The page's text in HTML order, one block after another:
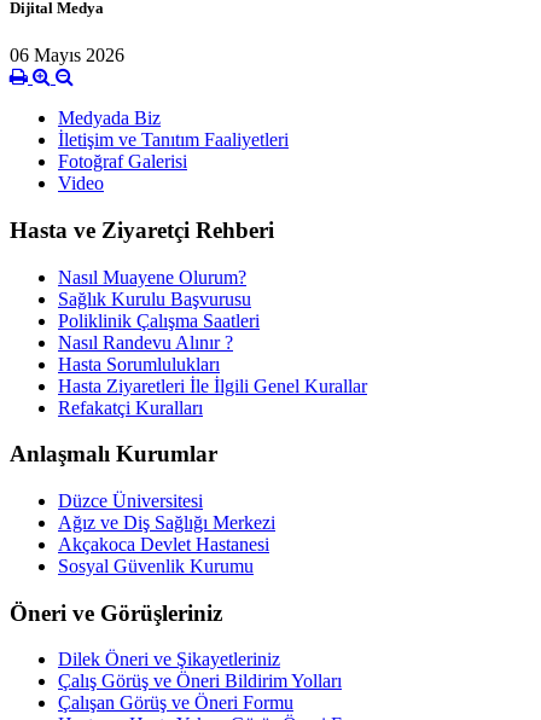
Dijital Medya
06 Mayıs 2026
Medyada Biz
İletişim ve Tanıtım Faaliyetleri
Fotoğraf Galerisi
Video
Hasta ve Ziyaretçi Rehberi
Nasıl Muayene Olurum?
Sağlık Kurulu Başvurusu
Poliklinik Çalışma Saatleri
Nasıl Randevu Alınır ?
Hasta Sorumlulukları
Hasta Ziyaretleri İle İlgili Genel Kurallar
Refakatçi Kuralları
Anlaşmalı Kurumlar
Düzce Üniversitesi
Ağız ve Diş Sağlığı Merkezi
Akçakoca Devlet Hastanesi
Sosyal Güvenlik Kurumu
Öneri ve Görüşleriniz
Dilek Öneri ve Şikayetleriniz
Çalış Görüş ve Öneri Bildirim Yolları
Çalışan Görüş ve Öneri Formu